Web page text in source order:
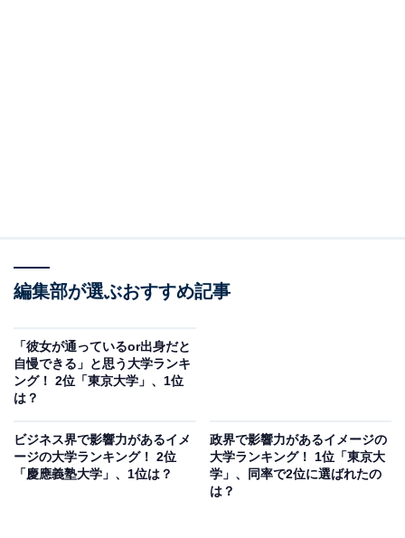
編集部が選ぶおすすめ記事
「彼女が通っているor出身だと
自慢できる」と思う大学ランキ
ング！ 2位「東京大学」、1位
は？
ビジネス界で影響力があるイメ
ージの大学ランキング！ 2位
「慶應義塾大学」、1位は？
政界で影響力があるイメージの
大学ランキング！ 1位「東京大
学」、同率で2位に選ばれたの
は？